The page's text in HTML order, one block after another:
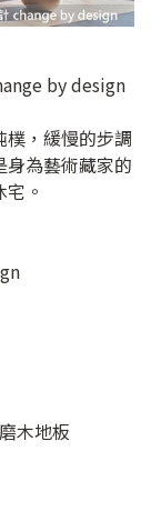
by design
，緩慢的步調
為藝術藏家的
。
木地板